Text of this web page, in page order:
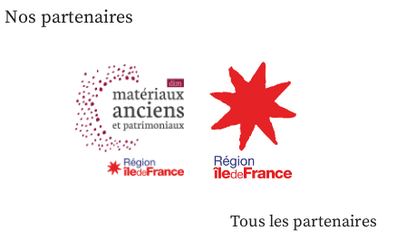
Nos partenaires
Tous les partenaires